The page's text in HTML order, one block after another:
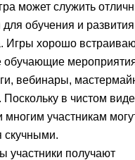
может служить
обучения и развития
Игры хорошо
обучающие
вебинары,
в чистом
многим участникам
скучными.
участники получают